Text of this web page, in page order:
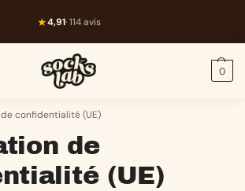
★4,91· 114 avis
0
confidentialité (UE)
de
(UE)